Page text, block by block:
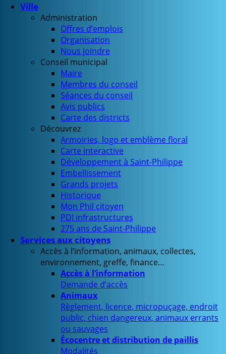
Ville
Administration
Offres d’emplois
Organisation
Nous joindre
Conseil municipal
Maire
Membres du conseil
Séances du conseil
Avis publics
Carte des districts
Découvrez
Armoiries, logo et emblème floral
Carte interactive
Développement à Saint-Philippe
Embellissement
Grands projets
Historique
Mon Phil citoyen
PDI infrastructures
275 ans de Saint-Philippe
Services aux citoyens
Accès à l’information, animaux, collectes,
environnement, greffe, finance…
Accès à l’information
Demande d’accès
Animaux
Règlement, licence, micropuçage, endroit
public, chien dangereux, animaux errants
ou sauvages
Écocentre et distribution de paillis
Modalités